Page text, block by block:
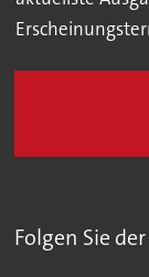
Folgen Sie